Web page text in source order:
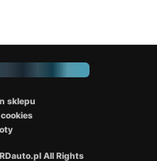
All Rights
sklepu